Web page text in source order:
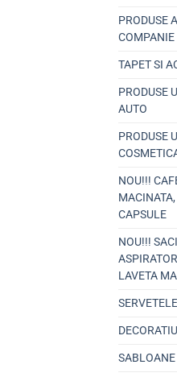
PRODUSE
COMPANIE
TAPET SI
PRODUSE
AUTO
PRODUSE
NOU!!!
CAPSULE
NOU!!!
LAVETA
SABLOANE